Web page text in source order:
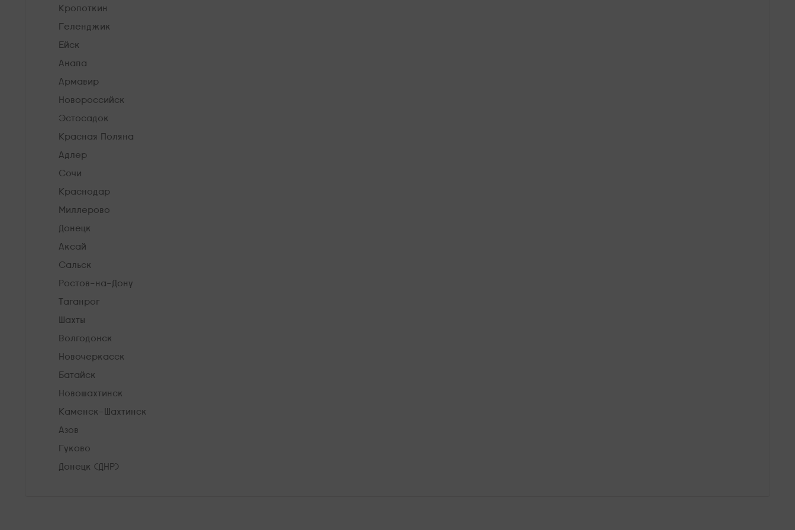
Кропоткин
Геленджик
Ейск
Анапа
Армавир
Новороссийск
Эстосадок
Красная Поляна
Адлер
Сочи
Краснодар
Миллерово
Донецк
Аксай
Сальск
Ростов-на-Дону
Таганрог
Шахты
Волгодонск
Новочеркасск
Батайск
Новошахтинск
Каменск-Шахтинск
Азов
Гуково
Донецк (ДНР)